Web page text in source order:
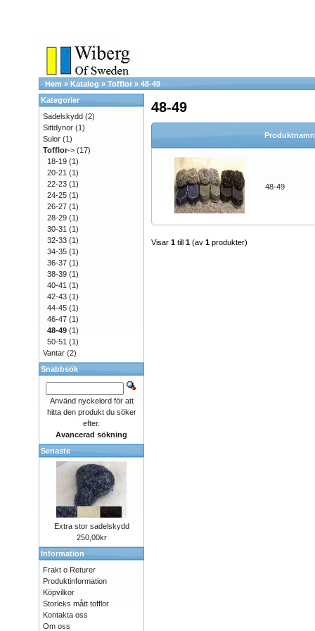
Hem » Katalog » Tofflor » 48-49
48-49
48-49
Visar 1 till 1 (av 1 produkter)
Kategorier
Sadelskydd (2)
Sittdynor (1)
Sulor (1)
Tofflor-> (17)
18-19 (1)
20-21 (1)
22-23 (1)
24-25 (1)
26-27 (1)
28-29 (1)
30-31 (1)
32-33 (1)
34-35 (1)
36-37 (1)
38-39 (1)
40-41 (1)
42-43 (1)
44-45 (1)
46-47 (1)
48-49 (1)
50-51 (1)
Vantar (2)
Snabbsök
Använd nyckelord för att
hitta den produkt du söker
efter.
Avancerad sökning
Senaste
Extra stor sadelskydd
250,00kr
Information
Frakt o Returer
Produktinformation
Köpvilkor
Storleks mått tofflor
Kontakta oss
Om oss